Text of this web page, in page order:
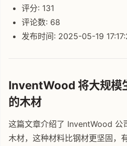
评分: 131
评论数: 68
发布时间: 2025-05-19
InventWood 将大规模
的木材
这篇文章介绍了 InventWood 公
木材，这种材料比钢材更坚固，